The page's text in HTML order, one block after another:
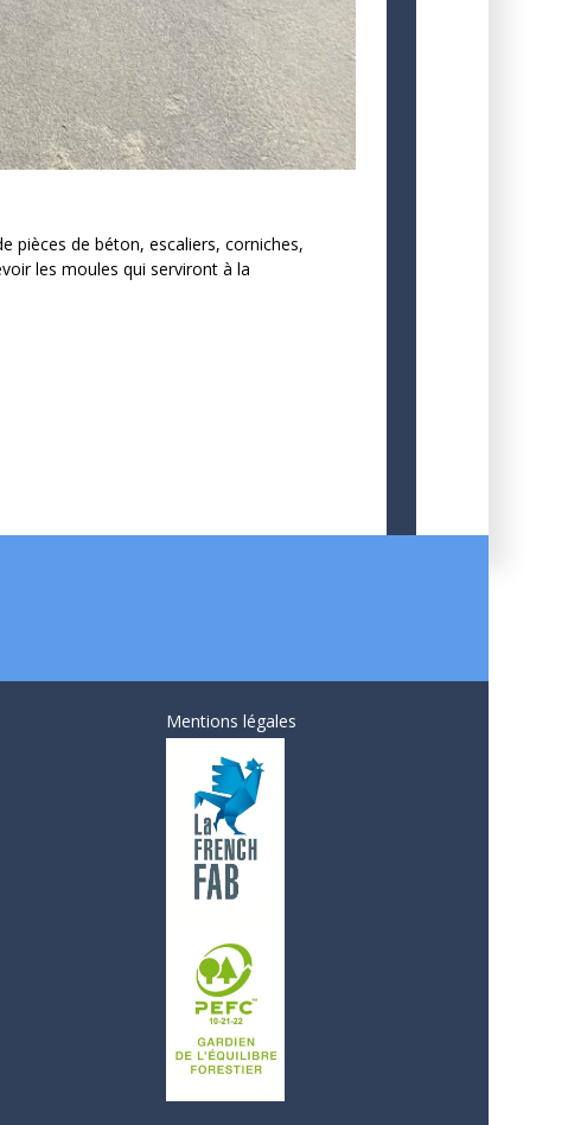
pièces de béton, escaliers, corniches,
les moules qui serviront à la
Mentions légales